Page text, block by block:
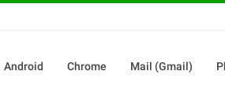
Android Chrome Mail (Gmail)